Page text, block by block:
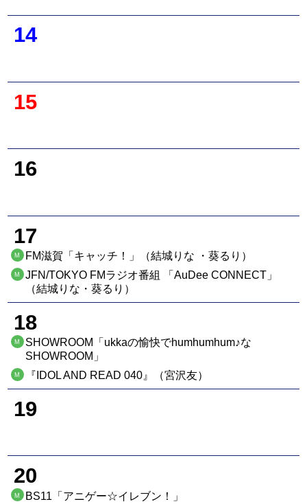
14
15
16
17
M FM滋賀「キャッチ！」（結城りな ・葵るり）
M
JFN/TOKYO FMラジオ番組 「AuDee CONNECT」
（結城りな・葵るり）
18
M
SHOWROOM「ukkaの愉快でhumhumhum♪な
SHOWROOM」
M 『IDOL AND READ 040』（宮沢友）
19
20
M BS11「アニゲー☆イレブン！」